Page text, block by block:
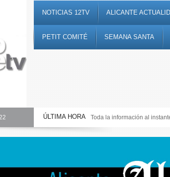
NOTICIAS 12TV ALICANTE
PETIT COMITÉ SEMANA SANTA
ÚLTIMA HORA Toda la información al